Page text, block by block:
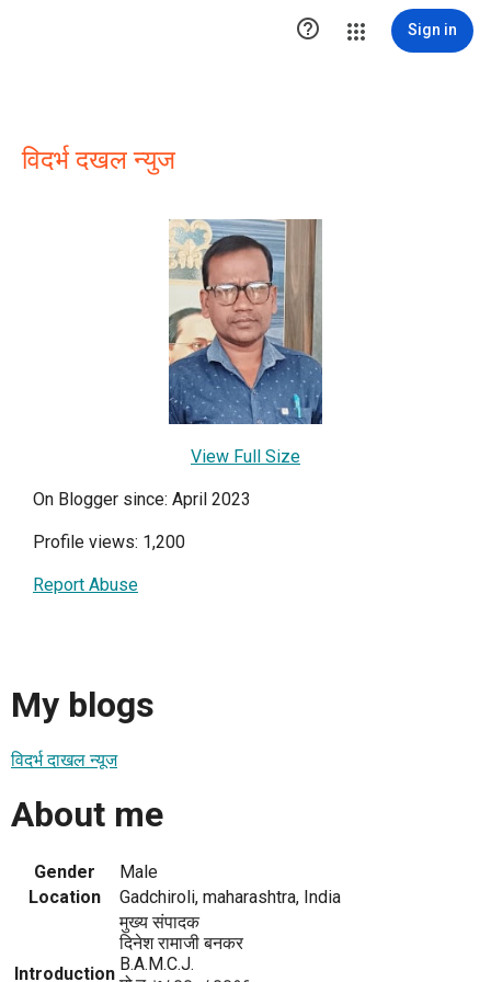
 Sign in
विदर्भ दखल न्युज
View Full Size
On Blogger since: April 2023
Profile views: 1,200
Report Abuse
My blogs
विदर्भ दाखल न्यूज
About me
Gender
Male
Location
Gadchiroli, maharashtra, India
Introduction
मुख्य संपादक
दिनेश रामाजी बनकर
B.A.M.C.J.